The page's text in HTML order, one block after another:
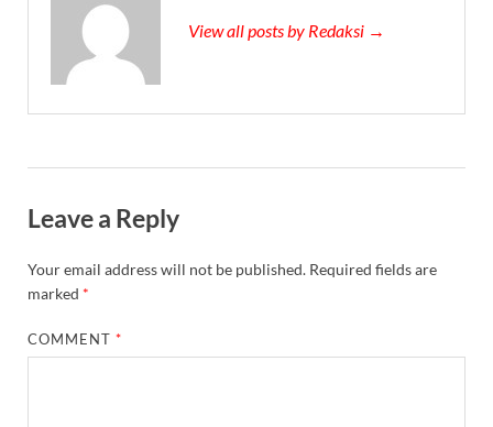
View all posts by Redaksi →
Leave a Reply
Your email address will not be published. Required fields are
marked *
COMMENT*